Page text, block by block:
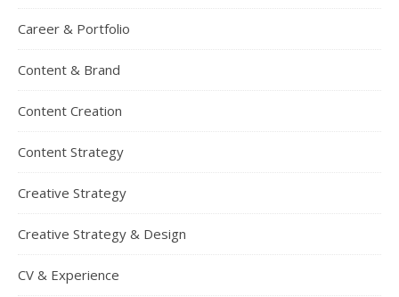
Career & Portfolio
Content & Brand
Content Creation
Content Strategy
Creative Strategy
Creative Strategy & Design
CV & Experience